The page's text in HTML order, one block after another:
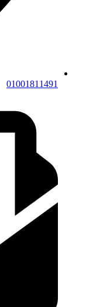
01001811491